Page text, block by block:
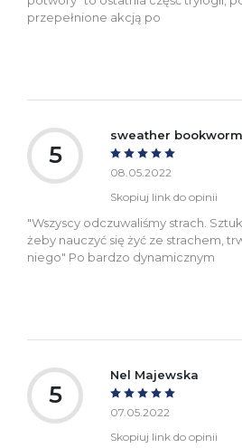
przepełnione akcją po
5
sweather bookworm
08.05.2022
Skopiuj link do opinii
"Wszyscy odczuwaliśmy strach.
żeby nauczyć się żyć ze strachem,
niego" Po bardzo dynamicznym
5
Nel Majewska
07.05.2022
Skopiuj link do opinii